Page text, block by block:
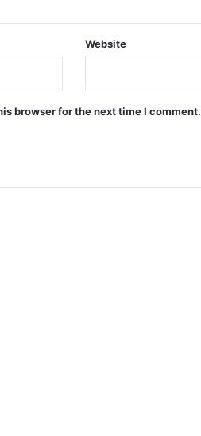
Website
browser for the next time I comment.